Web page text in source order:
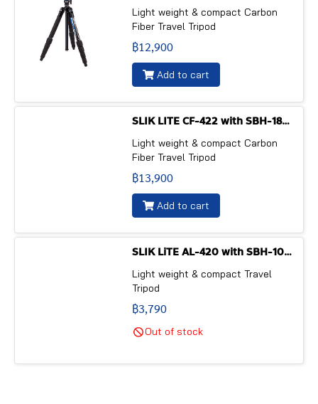
Light weight & compact Carbon
Fiber Travel Tripod
฿12,900
Add to cart
SLIK LITE CF-422 with SBH-180 DQ ball head
Light weight & compact Carbon
Fiber Travel Tripod
฿13,900
Add to cart
SLIK LiTE AL-420 with SBH-100DQ ball head
Light weight & compact Travel
Tripod
฿3,790
Out of stock